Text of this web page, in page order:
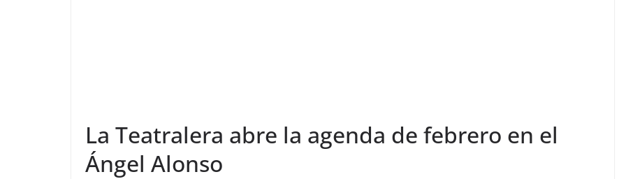
La Teatralera abre la agenda de febrero en el
Ángel Alonso